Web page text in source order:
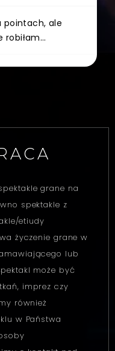
pointach, ale
robiłam…
grane na
spektakle z
etiudy
życzenie grane w
lub
może być
imprez czy
również
w Państwa